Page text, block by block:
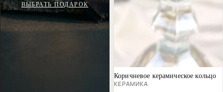
ВЫБРАТЬ ПОДАРОК
Почти распродано
Коричневое керамическое кольцо
КЕРАМИКА